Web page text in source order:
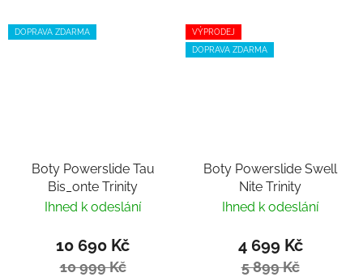
DOPRAVA ZDARMA
Boty Powerslide Tau
Bis_onte Trinity
Ihned k odeslání
10 690 Kč
10 999 Kč
VÝPRODEJ
DOPRAVA ZDARMA
Boty Powerslide Swell
Nite Trinity
Ihned k odeslání
4 699 Kč
5 899 Kč